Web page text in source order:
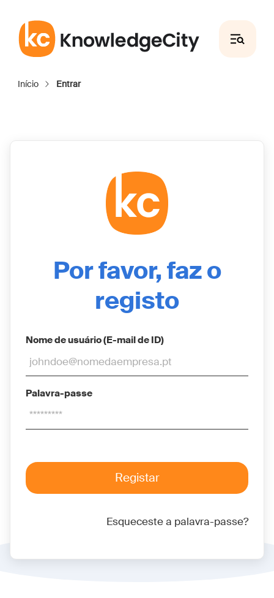
Por favor, faz o
registo
Nome de usuário (E-mail de ID)
Palavra-passe
Esqueceste a palavra-passe?